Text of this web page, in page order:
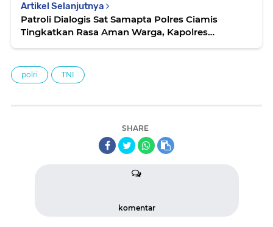
Artikel Selanjutnya
Patroli Dialogis Sat Samapta Polres Ciamis
Tingkatkan Rasa Aman Warga, Kapolres
polri TNI
SHARE
komentar